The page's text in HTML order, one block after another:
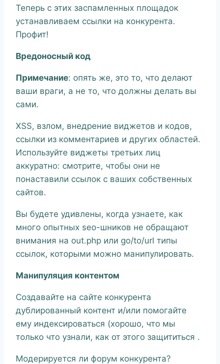
Теперь с этих заспамленных площадок
устанавливаем ссылки на конкурента.
Профит!
Вредоносный код
Примечание: опять же, это то, что делают
ваши враги, а не то, что должны делать вы
сами.
XSS, взлом, внедрение виджетов и кодов,
ссылки из комментариев и других областей.
Используйте виджеты третьих лиц
аккуратно: смотрите, чтобы они не
понаставили ссылок с ваших собственных
сайтов.
Вы будете удивлены, когда узнаете, как
много опытных seo-шников не обращают
внимания на out.php или go/to/url типы
ссылок, которыми можно манипулировать.
Манипуляция контентом
Создавайте на сайте конкурента
дублированный контент и/или помогайте
ему индексироваться (хорошо, что мы
только что узнали, как от этого защититься .
Модерируется ли форум конкурента?